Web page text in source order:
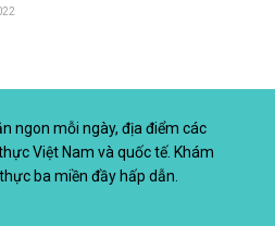
ngon mỗi ngày, địa điểm các
Việt Nam và quốc tế. Khám
ba miền đầy hấp dẫn.